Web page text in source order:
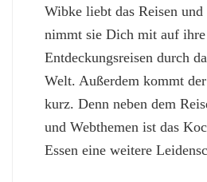
Wibke liebt das Reisen
nimmt sie Dich mit auf ihre
Entdeckungsreisen durch
Welt. Außerdem kommt
kurz. Denn neben dem
und Webthemen ist das
Essen eine weitere